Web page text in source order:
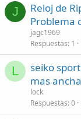
J
Reloj de
Problema
jagc1969
Respuestas 1
L
seiko
mas
lock
Respuestas 0